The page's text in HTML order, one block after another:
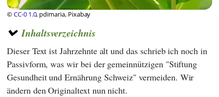
©CC-0 1.0, pdimaria, Pixabay
Inhaltsverzeichnis
Dieser Text ist Jahrzehnte alt und das schrieb ich noch in
Passivform, was wir bei der gemeinnützigen "Stiftung
Gesundheit und Ernährung Schweiz" vermeiden. Wir
ändern den Originaltext nun nicht.